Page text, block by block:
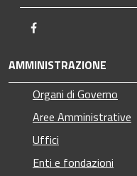
AMMINISTRAZIONE
Organi di Governo
Aree Amministrative
Uffici
Enti e fondazioni